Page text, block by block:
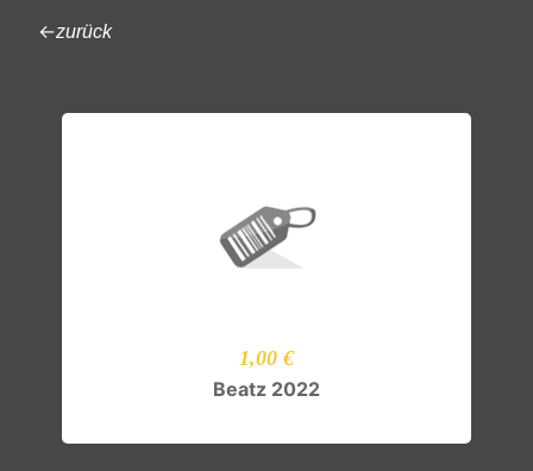
←zurück
1,00 €
Beatz 2022